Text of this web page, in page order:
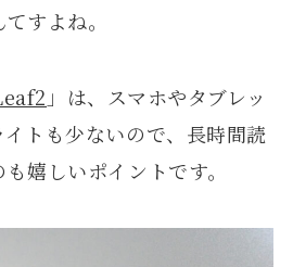
すよね。
」は、スマホやタブレッ
イトも少ないので、長時間読
嬉しいポイントです。